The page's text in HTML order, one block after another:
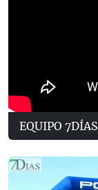
EQUIPO 7DÍAS